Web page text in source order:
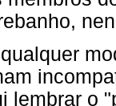
lembrar o